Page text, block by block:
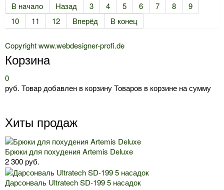
В начало Назад 3 4 5 6 7 8
9
10
11 12 Вперёд В конец
Copyright www.webdesigner-profi.de
Корзина
0
руб. Товар добавлен в корзинуТоваров в корзине на сумму
Хиты продаж
Брюки для похудения Artemis Deluxe
2 300 руб.
Дарсонваль Ultratech SD-199 5 насадок